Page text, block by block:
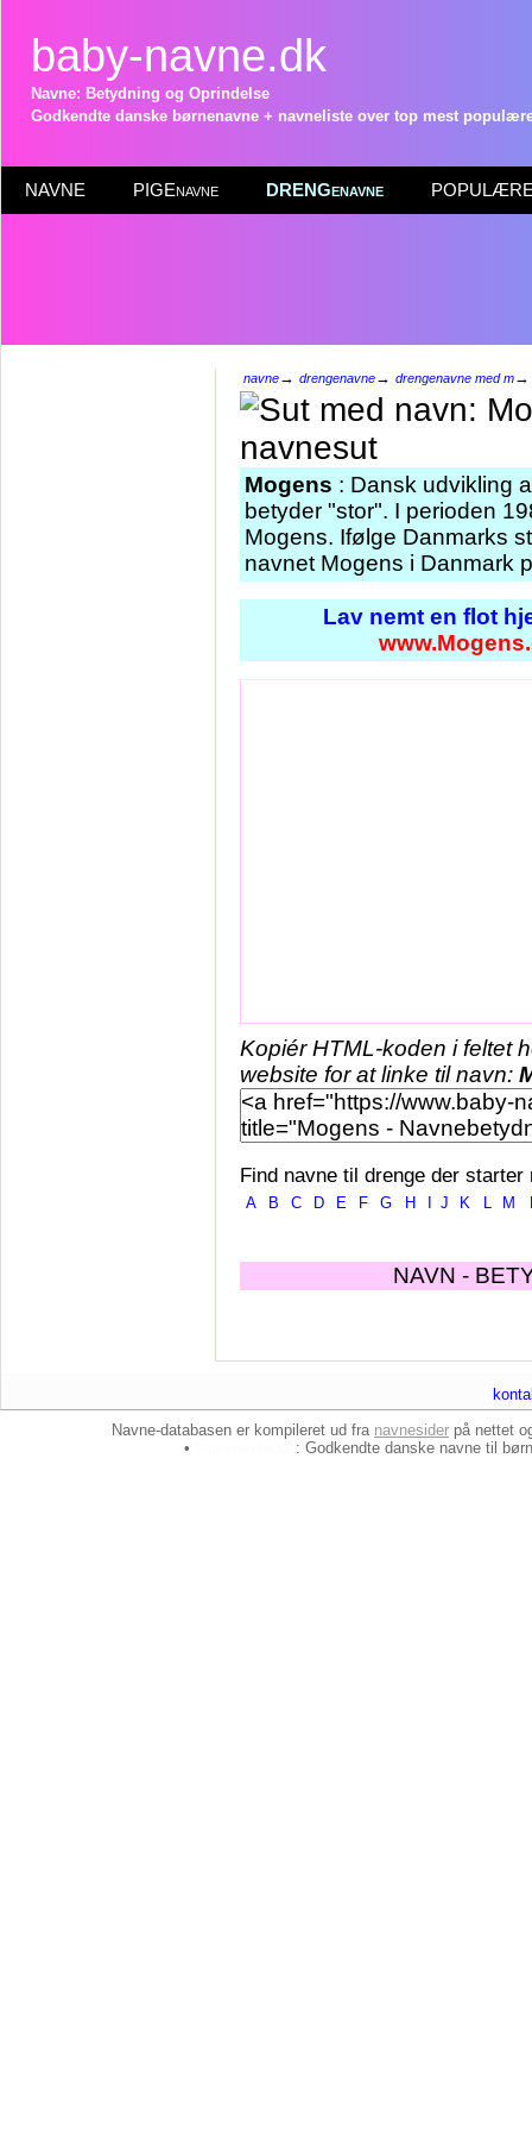
baby-navne.dk
Navne: Betydning og Oprindelse
Godkendte danske børnenavne + navneliste over top mest
NAVNE PIGEnavne DRENGenavne POPULÆRE
navne→ drengenavne→ drengenavne med m
Mogens : Dansk udvikling
betyder "stor". I perioden
Mogens. Ifølge Danmarks
navnet Mogens i Danmark
Lav nemt en flot
Kopiér HTML-koden i feltet
website for at linke til navn:
Find navne til drenge der starter
A B C D E F G H J K L M
NAVN -
Navne-databasen er kompileret ud fra navnesider på nettet
•
: Godkendte danske navne til børn